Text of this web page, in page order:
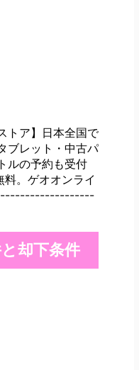
トア】日本全国で
ブレット・中古パ
ルの予約も受付
。ゲオオンライ
却下条件